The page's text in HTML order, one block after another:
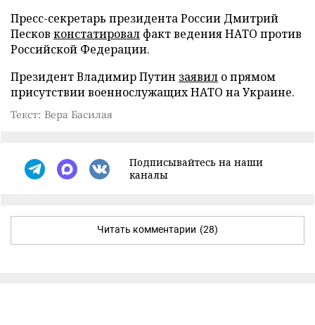
Пресс-секретарь президента России Дмитрий
Песков констатировал факт ведения НАТО против
Российской Федерации.
Президент Владимир Путин заявил о прямом
присутствии военнослужащих НАТО на Украине.
Текст: Вера Басилая
Подписывайтесь на наши
каналы
Читать комментарии (28)